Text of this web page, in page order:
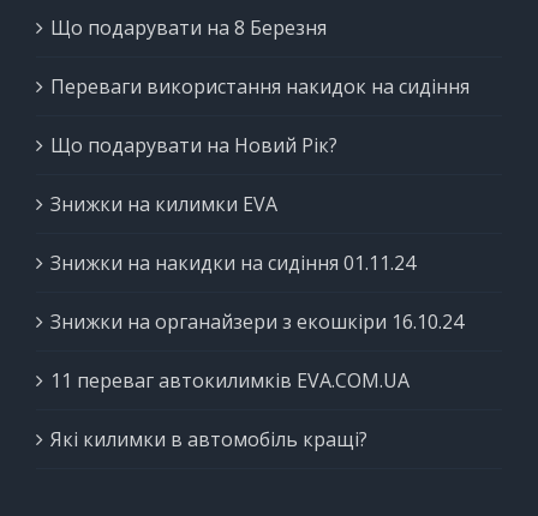
Що подарувати на 8 Березня
Переваги використання накидок на сидіння
Що подарувати на Новий Рік?
Знижки на килимки EVA
Знижки на накидки на сидіння 01.11.24
Знижки на органайзери з екошкіри 16.10.24
11 переваг автокилимків EVA.COM.UA
Які килимки в автомобіль кращі?